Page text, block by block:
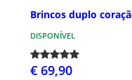
Brincos duplo
DISPONÍVEL
€ 69,90